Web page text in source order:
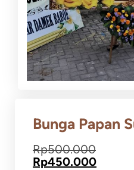
Bunga Papan
Rp500.000
Rp450.000